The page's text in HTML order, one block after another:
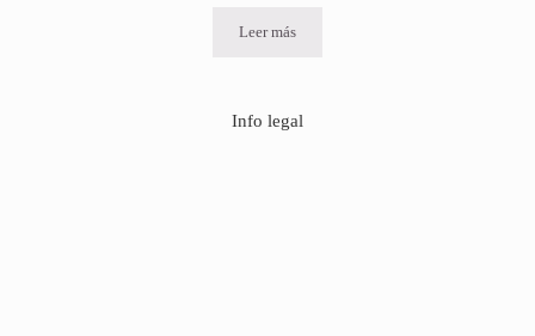
Leer másEntrenador personal
Info legal